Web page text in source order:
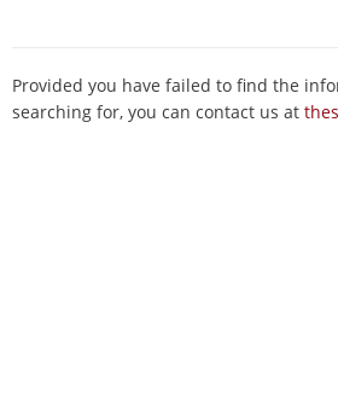
Provided you have failed to find the
searching for, you can contact us at